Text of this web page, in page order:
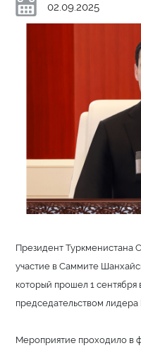
02.09.2025
Президент Туркменистана
участие в Саммите
который прошел 1 сентября
председательством
Мероприятие проходило